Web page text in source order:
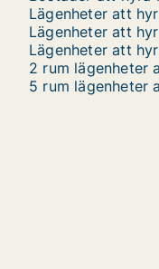
Lägenheter att
Lägenheter att
Lägenheter att
2 rum lägenheter
5 rum lägenheter